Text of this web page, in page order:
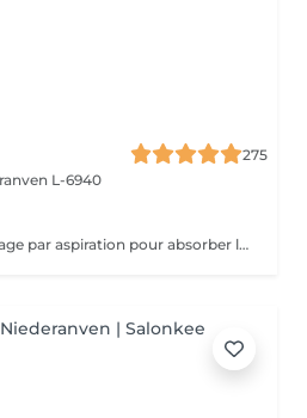
275
L-6940
L'AquaGlo réalise un massage par aspiration pour absorber les comédons, nettoyer la peau en profondeur, l'hydrater, l'oxygéner et l'exfolier. Cet appareil permet de stimuler la micro circulation ainsi que la division cellulaire. Résultats: un look frais, un teint éclatant, une peau hautement hydratée. Rajeunissement garanti ! Sur tous les types de peau, particulièrement avec des impuretés, des points noirs et/ou de l'acné.